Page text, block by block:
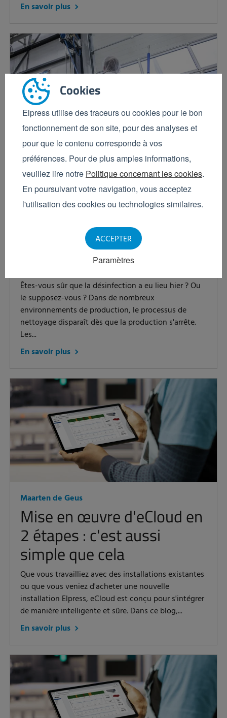
Cookies
Elpress utilise des traceurs ou cookies pour le bon
fonctionnement de son site, pour des analyses et
pour que le contenu corresponde à vos
préférences. Pour de plus amples informations,
veuillez lire notre Politique concernant les cookies.
En poursuivant votre navigation, vous acceptez
l'utilisation des cookies ou technologies similaires.
Paramètres
ACCEPTER
En savoir plus
Maarten de Geus
Savez-vous ce qui se passe
réellement lors du
nettoyage de votre hall de
production ? Découvrez où
se situent les risques en
matière d'hygiène.
Êtes-vous sûr que la désinfection a eu lieu hier ? Ou
le supposez-vous ? Dans de nombreux
environnements de production, le processus de
nettoyage disparaît dès que la production s'arrête.
Les...
En savoir plus
Maarten de Geus
Mise en œuvre d'eCloud en
2 étapes : c'est aussi
simple que cela
Que vous travailliez avec des installations existantes
ou que vous veniez d'acheter une nouvelle
installation Elpress, eCloud est conçu pour s'intégrer
de manière intelligente et sûre. Dans ce blog,...
En savoir plus